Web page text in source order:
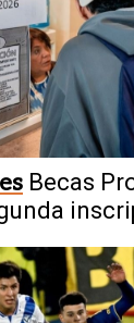
Becas